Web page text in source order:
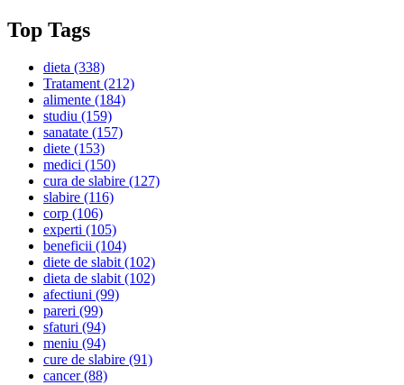
Top Tags
dieta (338)
Tratament(212)
alimente (184)
studiu (159)
sanatate (157)
diete (153)
medici (150)
cura de slabire (127)
slabire (116)
corp (106)
experti (105)
beneficii (104)
diete de slabit(102)
dieta de slabit(102)
afectiuni (99)
pareri (99)
sfaturi (94)
meniu (94)
cure de slabire (91)
cancer(88)